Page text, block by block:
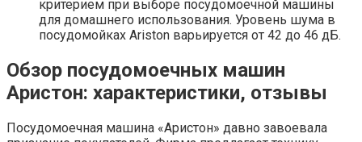
критерием при выборе посудомоечной машины
для домашнего использования. Уровень шума в
посудомойках Ariston варьируется от 42 до 46 дБ.
Обзор посудомоечных машин
Аристон: характеристики, отзывы
Посудомоечная машина «Аристон» давно завоевала